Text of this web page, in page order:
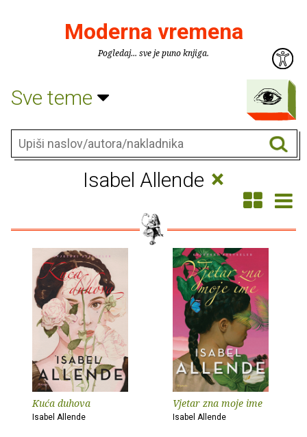
Moderna vremena
Pogledaj... sve je puno knjiga.
Sve teme
Isabel Allende ×
Kuća duhova
Isabel Allende
Vjetar zna moje ime
Isabel Allende